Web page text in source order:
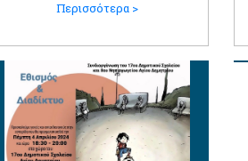
Περισσότερα >